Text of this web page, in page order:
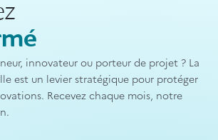
innovateur ou porteur de projet ? La
est un levier stratégique pour protéger
Recevez chaque mois, notre